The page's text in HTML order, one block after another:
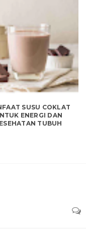
SUSU COKLAT
ENERGI DAN
TUBUH